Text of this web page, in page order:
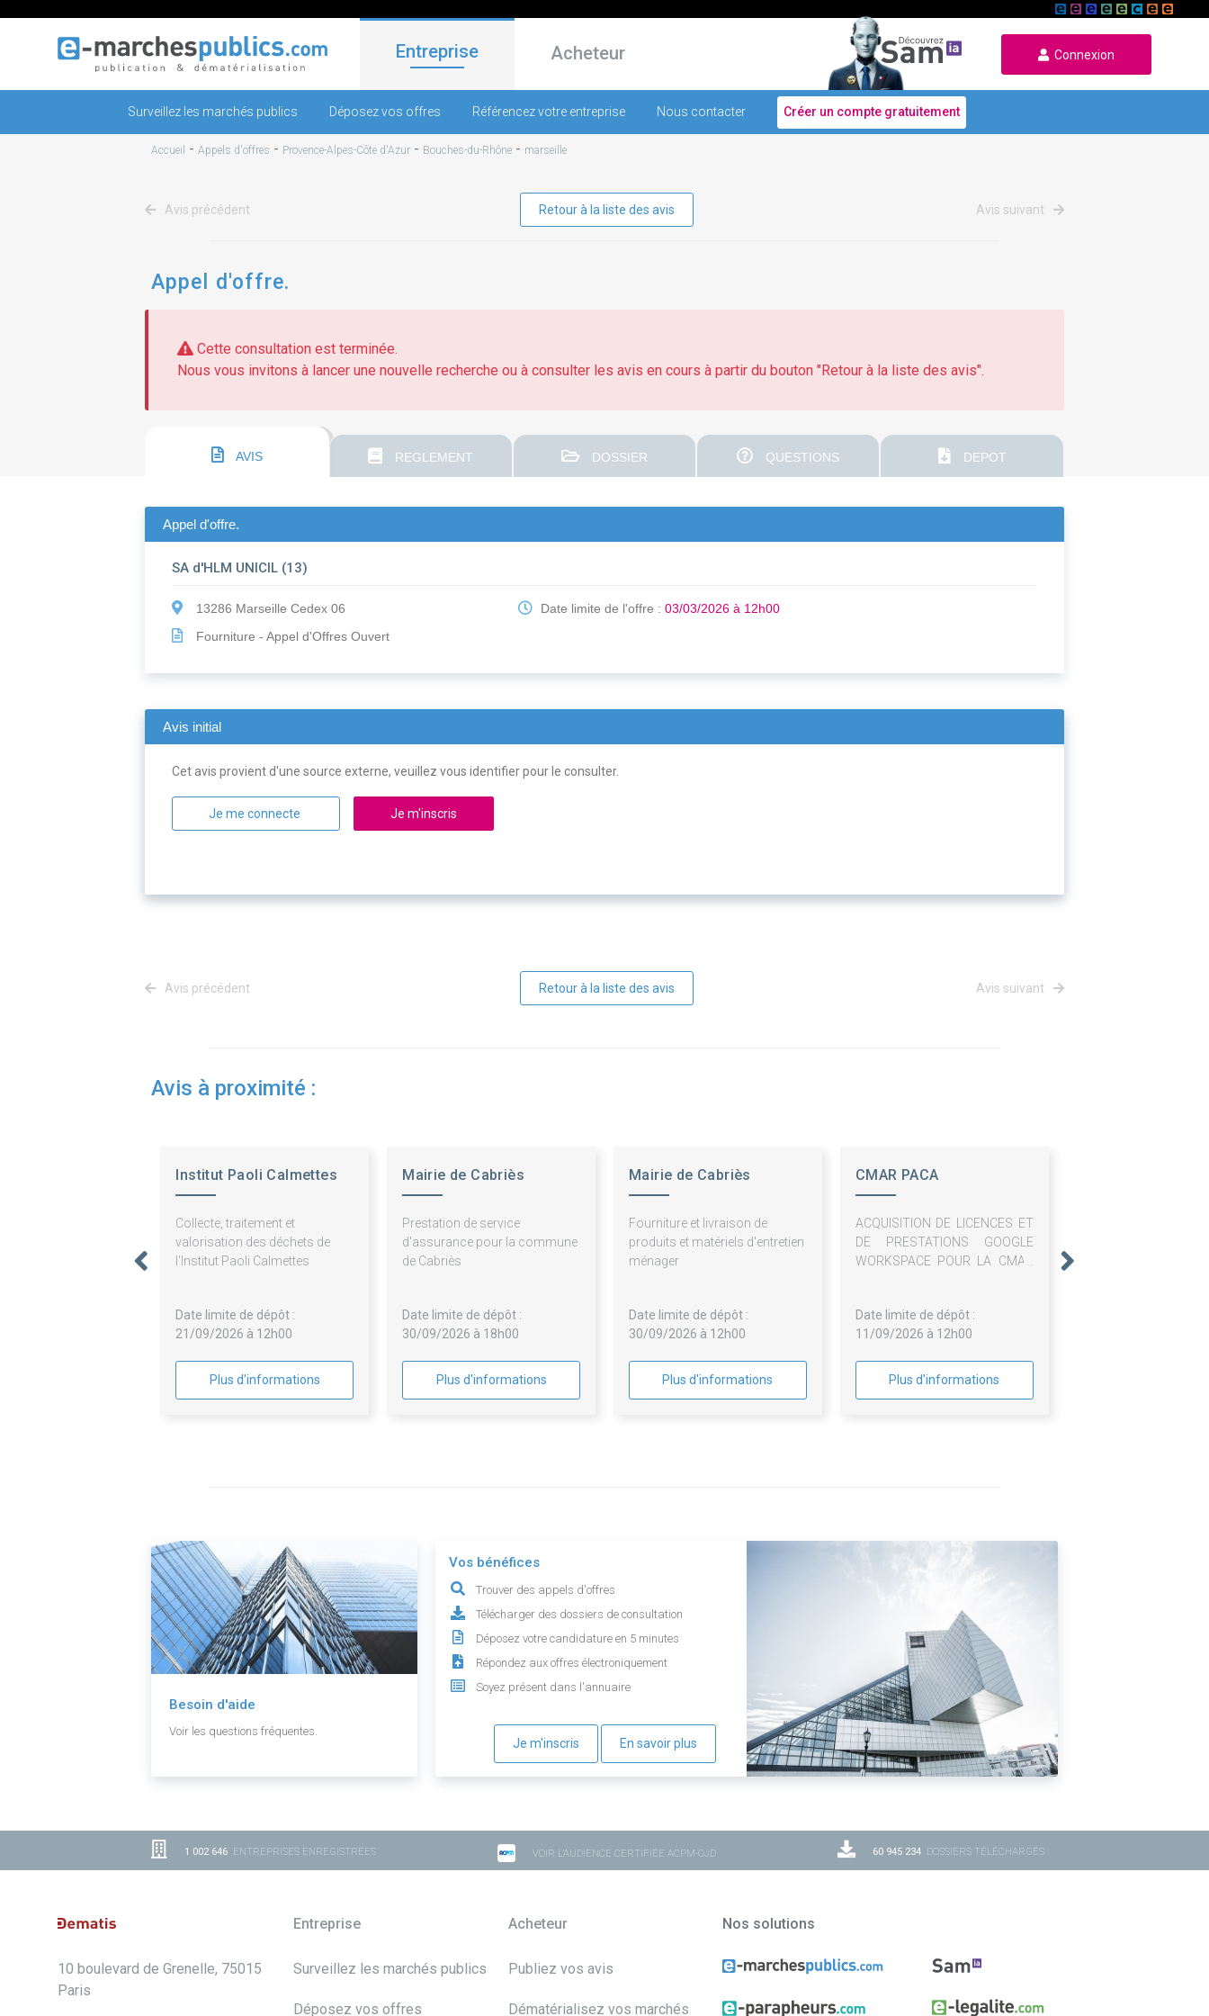
Entreprise Acheteur Connexion
Surveillez les marchés publics Déposez vos offres Référencez votre entreprise Nous contacter Créer un compte gratuitement
Accueil - Appels d'offres - Provence-Alpes-Côte d'Azur - Bouches-du-Rhône - marseille
Avis précédent Retour à la liste des avis Avis suivant
Appel d'offre.
Cette consultation est terminée.
Nous vous invitons à lancer une nouvelle recherche ou à consulter les avis en cours à partir du bouton "Retour à la liste des avis".
AVIS REGLEMENT DOSSIER QUESTIONS DEPOT
Appel d'offre.
SA d'HLM UNICIL (13)
13286 Marseille Cedex 06
Fourniture - Appel d'Offres Ouvert
Date limite de l'offre :03/03/2026 à 12h00
Avis initial
Cet avis provient d'une source externe, veuillez vous identifier pour le consulter.
Je me connecte Je m'inscris
Avis précédent Retour à la liste des avis Avis suivant
Avis à proximité :
Institut Paoli Calmettes
Collecte, traitement et
valorisation des déchets de
l'Institut Paoli Calmettes
Date limite de dépôt :
21/09/2026 à 12h00
Plus d'informations
Mairie de Cabriès
Prestation de service
d'assurance pour la commune
de Cabriès
Date limite de dépôt :
30/09/2026 à 18h00
Plus d'informations
Mairie de Cabriès
Fourniture et livraison de
produits et matériels d'entretien
ménager
Date limite de dépôt :
30/09/2026 à 12h00
Plus d'informations
CMAR PACA
ACQUISITION DE LICENCES ET
DE PRESTATIONS GOOGLE
WORKSPACE POUR LA CMAR
Date limite de dépôt :
11/09/2026 à 12h00
Plus d'informations
Besoin d'aide
Voir les questions fréquentes.
Vos bénéfices
Trouver des appels d'offres
Télécharger des dossiers de consultation
Déposez votre candidature en 5 minutes
Répondez aux offres électroniquement
Soyez présent dans l'annuaire
Je m'inscris En savoir plus
1 002 646 ENTREPRISES ENREGISTRÉES VOIR L'AUDIENCE CERTIFIÉE ACPM-OJD 60 945 234 DOSSIERS TÉLÉCHARGÉS
10 boulevard de Grenelle, 75015
Paris
Entreprise
Surveillez les marchés publics
Déposez vos offres
Acheteur
Publiez vos avis
Dématérialisez vos marchés
Nos solutions